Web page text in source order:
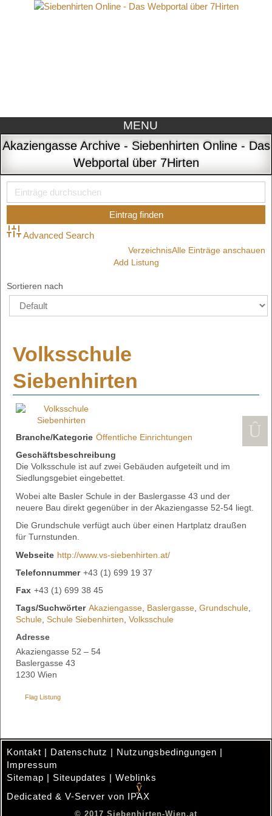
MENU
Akaziengasse Archive - Siebenhirten Online - Das
Webportal über 7Hirten
Advanced Search
VerzeichnisAlle Einträge anschauen
Add Listung
Sortieren nach
Volksschule
Siebenhirten
Branche/Kategorie Öffentliche Einrichtungen
Geschäftsbeschreibung
Die Volksschule ist auf zwei Gebäuden aufgeteilt und im
Siedlungsgebiet eingebettet.
Wobei alte Basler Schule in der Baslergasse 43 und der
neuere Bau direkt gegenüber in der Akaziengasse 52-54 liegt.
Die Grundschule verfügt auch über einen Hartplatz draußen
für Turnstunden.
Webseite http://www.vs-siebenhirten.at/
Telefonnummer +43 (1) 699 19 37
Fax +43 (1) 699 38 45
Tags/Suchwörter Akaziengasse Baslergasse Grundschule
Schule Schule Siebenhirten Volksschule
Adresse
Akaziengasse 52 – 54
Baslergasse 43
1230 Wien
Flag Listung
Kontakt | Datenschutz | Nutzungsbedingungen |
Impressum
Sitemap | Siteupdates | Weblinks
Dedicated & V-Server von IPAX
© 2017 Siebenhirten-Wien.at